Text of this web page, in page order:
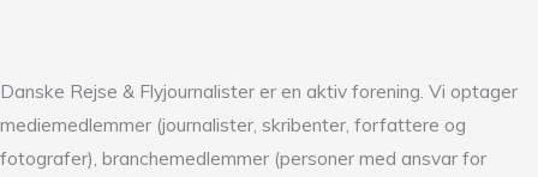
Danske Rejse & Flyjournalister er en aktiv forening. Vi optager
mediemedlemmer (journalister, skribenter, forfattere og
fotografer), branchemedlemmer (personer med ansvar for